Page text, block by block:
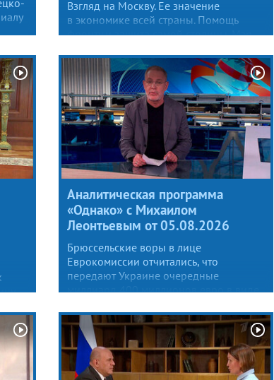
Взгляд на Москву. Ее значение
в экономике всей страны. Помощь
фронту и защита самой столицы. Мэр
партийного списка «Единой России»
на думских выборах, дал большое
интервью агентству ТАСС.
Аналитическая программа
«Однако» с Михаилом
Леонтьевым от 05.08.2026
Брюссельские воры в лице
Еврокомиссии отчитались, что
передают Украине очередные
миллиард 400 миллионов евро в виде
активов России. Основную сумму, 210
миллиардов, евроворы трогать боятся,
но примерно восемь миллиардов евро
покрадено процентами.